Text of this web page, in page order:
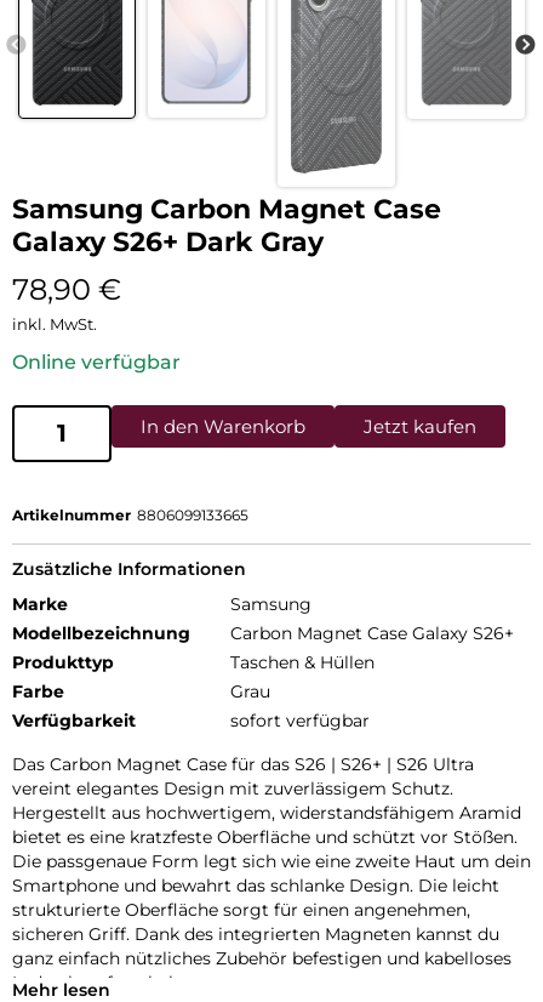
Samsung Carbon Magnet Case
Galaxy S26+ Dark Gray
78,90 €
inkl. MwSt.
Online verfügbar
In den Warenkorb Jetzt kaufen
Artikelnummer 8806099133665
Zusätzliche Informationen
Marke
Samsung
Modellbezeichnung
Carbon Magnet Case Galaxy S26+
Produkttyp
Taschen & Hüllen
Farbe
Grau
Verfügbarkeit
sofort verfügbar
Das Carbon Magnet Case für das S26 | S26+ | S26 Ultra
vereint elegantes Design mit zuverlässigem Schutz.
Hergestellt aus hochwertigem, widerstandsfähigem Aramid
bietet es eine kratzfeste Oberfläche und schützt vor Stößen.
Die passgenaue Form legt sich wie eine zweite Haut um dein
Smartphone und bewahrt das schlanke Design. Die leicht
strukturierte Oberfläche sorgt für einen angenehmen,
sicheren Griff. Dank des integrierten Magneten kannst du
ganz einfach nützliches Zubehör befestigen und kabelloses
Laden komfortabel nutzen.
Mehr lesen